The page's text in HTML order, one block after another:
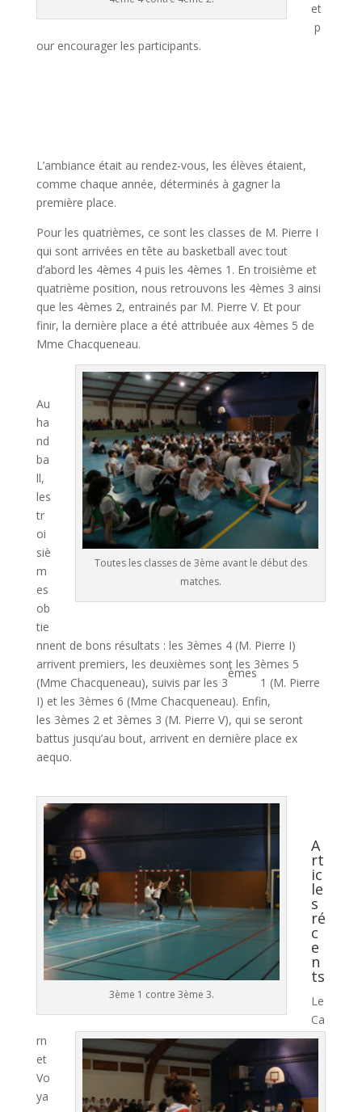
et
p
our encourager les participants.
L’ambiance était au rendez-vous, les élèves étaient,
comme chaque année, déterminés à gagner la
première place.
Pour les quatrièmes, ce sont les classes de M. Pierre I
qui sont arrivées en tête au basketball avec tout
d’abord les 4èmes 4 puis les 4èmes 1. En troisième et
quatrième position, nous retrouvons les 4èmes 3 ainsi
que les 4èmes 2, entrainés par M. Pierre V. Et pour
finir, la dernière place a été attribuée aux 4èmes 5 de
Mme Chacqueneau.
Toutes les classes de 3ème avant le début des
matches.
Au
ha
nd
ba
ll,
les
tr
oi
siè
m
es
ob
tie
nnent de bons résultats : les 3èmes 4 (M. Pierre I)
arrivent premiers, les deuxièmes sont les 3èmes 5
(Mme Chacqueneau), suivis par les 3
èmes
1 (M. Pierre
I) et les 3èmes 6 (Mme Chacqueneau). Enfin,
les 3èmes 2 et 3èmes 3 (M. Pierre V), qui se seront
battus jusqu’au bout, arrivent en dernière place ex
aequo.
3ème 1 contre 3ème 3.
A
rt
ic
le
s
ré
c
e
n
ts
Le
Ca
rn
et
Vo
ya